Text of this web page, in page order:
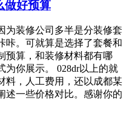
做好预算
为装修公司多半是分装修套
咔。可就算是选择了套餐和
预算，和装修材料都有哪
为你展示。 028dr以上的就
料，人工费用，还以成都某
述一些价格对比。感谢你的